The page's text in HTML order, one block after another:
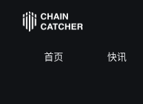
首页 快讯